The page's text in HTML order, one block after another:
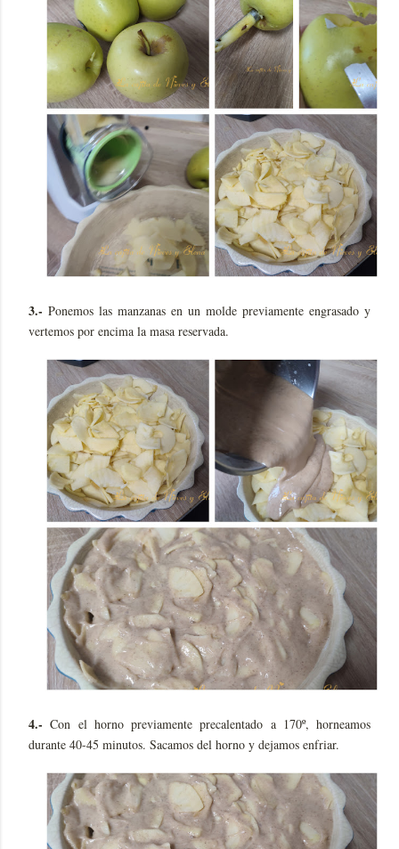
3.- Ponemos las manzanas en un molde previamente engrasado y
vertemos por encima la masa reservada.
4.- Con el horno previamente precalentado a 170º, horneamos
durante 40-45 minutos. Sacamos del horno y dejamos enfriar.